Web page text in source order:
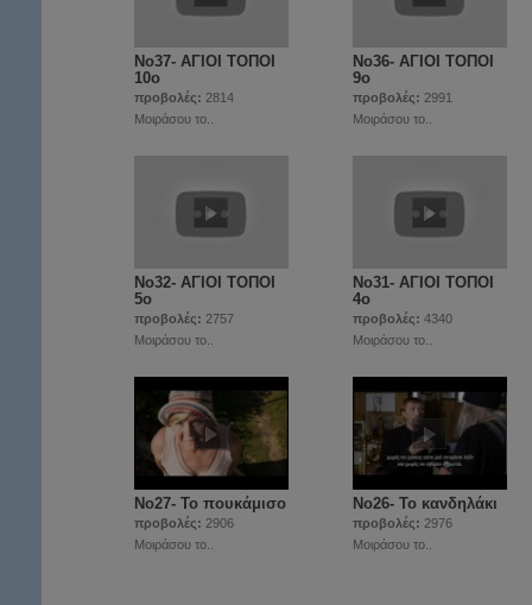
Νο37- ΑΓΙΟΙ ΤΟΠΟΙ
10ο
προβολές: 2814
Μοιράσου το..
Νο36- ΑΓΙΟΙ ΤΟΠΟΙ
9ο
προβολές: 2991
Μοιράσου το..
Νο32- ΑΓΙΟΙ ΤΟΠΟΙ
5ο
προβολές: 2757
Μοιράσου το..
Νο31- ΑΓΙΟΙ ΤΟΠΟΙ
4ο
προβολές: 4340
Μοιράσου το..
Νο27- Το πουκάμισο
προβολές: 2906
Μοιράσου το..
Νο26- Το κανδηλάκι
προβολές: 2976
Μοιράσου το..